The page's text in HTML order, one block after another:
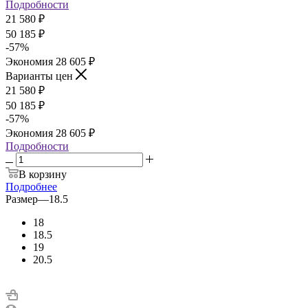
Подробности
21 580 ₽
50 185 ₽
-57%
Экономия 28 605 ₽
Варианты цен
21 580 ₽
50 185 ₽
-57%
Экономия 28 605 ₽
Подробности
В корзину
Подробнее
Размер—18.5
18
18.5
19
20.5